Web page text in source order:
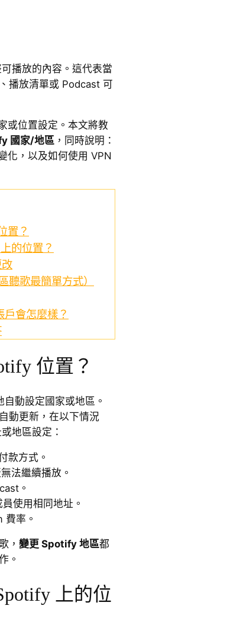
播放的內容。這代表當
播放清單或 Podcast 可
或位置設定。本文將教
國家/地區 ，同時說明：
化，以及如何使用 VPN
置？
的位置？
歌最簡單方式）
會怎麼樣？
位置？
動設定國家或地區。
動更新，在以下情況
地區設定：
款方式。
法繼續播放。
。
使用相同地址。
費率。
， 變更 Spotify 地區都
。
上的位